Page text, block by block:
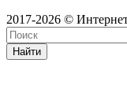
2017-2026 ©
Найти